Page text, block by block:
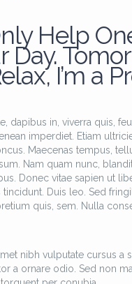
Help
Day.
I’m a
dapibus in, viverra quis,
imperdiet. Etiam
Maecenas tempus,
Nam quam nunc,
Donec vitae sapien ut
Duis leo. Sed
quis, sem. Nulla
nibh vulputate cursus a
a ornare odio. Sed non